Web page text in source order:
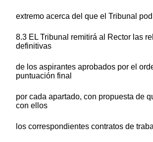
extremo acerca del que el Tribunal
8.3 EL Tribunal remitirá al Rector las
definitivas
de los aspirantes aprobados por el
puntuación final
por cada apartado, con propuesta de
con ellos
los correspondientes contratos de